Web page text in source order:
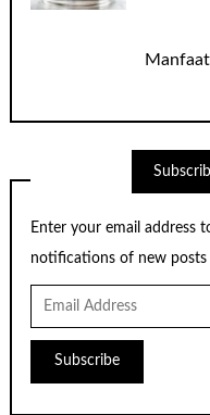
Enter your email address
notifications of new posts
Email
Address